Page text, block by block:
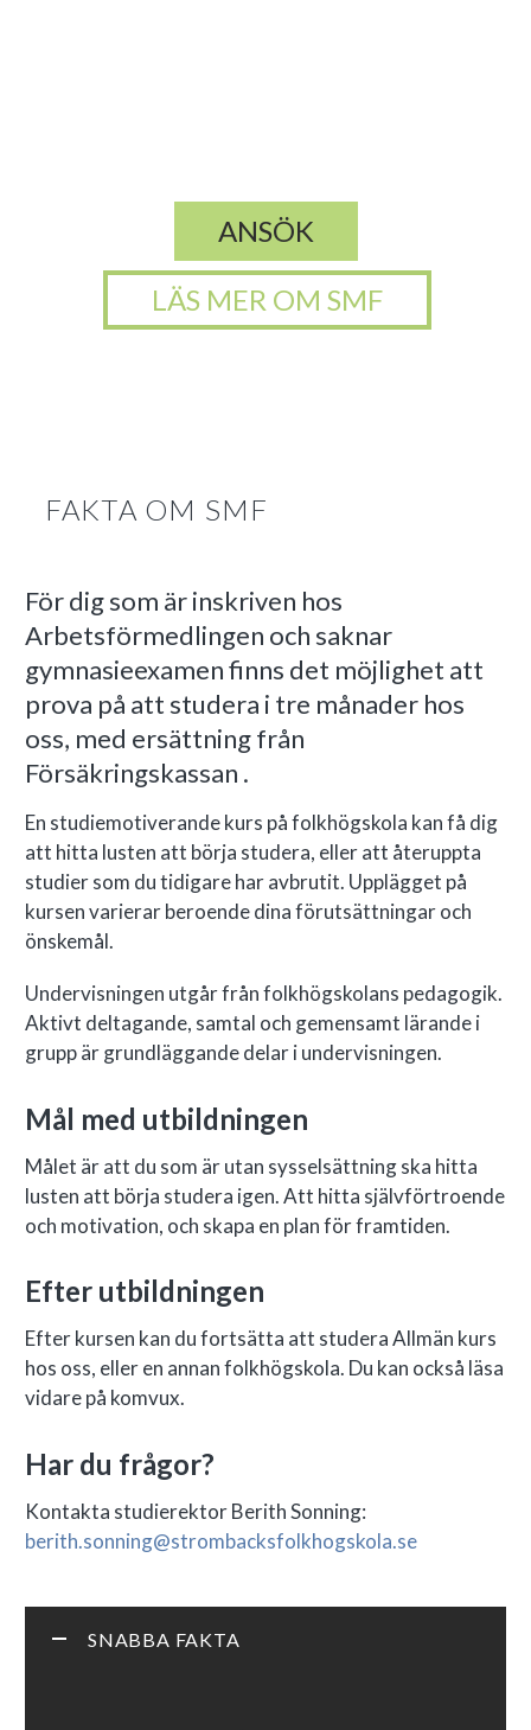
ANSÖK
LÄS MER OM SMF
FAKTA OM SMF
För dig som är inskriven hos
Arbetsförmedlingen och saknar
gymnasieexamen finns det möjlighet att
prova på att studera i tre månader hos
oss, med ersättning från
Försäkringskassan .
En studiemotiverande kurs på folkhögskola kan få dig
att hitta lusten att börja studera, eller att återuppta
studier som du tidigare har avbrutit. Upplägget på
kursen varierar beroende dina förutsättningar och
önskemål.
Undervisningen utgår från folkhögskolans pedagogik.
Aktivt deltagande, samtal och gemensamt lärande i
grupp är grundläggande delar i undervisningen.
Mål med utbildningen
Målet är att du som är utan sysselsättning ska hitta
lusten att börja studera igen. Att hitta självförtroende
och motivation, och skapa en plan för framtiden.
Efter utbildningen
Efter kursen kan du fortsätta att studera Allmän kurs
hos oss, eller en annan folkhögskola. Du kan också läsa
vidare på komvux.
Har du frågor?
Kontakta studierektor Berith Sonning:
berith.sonning@strombacksfolkhogskola.se
SNABBA FAKTA